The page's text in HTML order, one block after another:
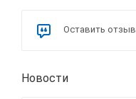
Оставить отзыв
Новости